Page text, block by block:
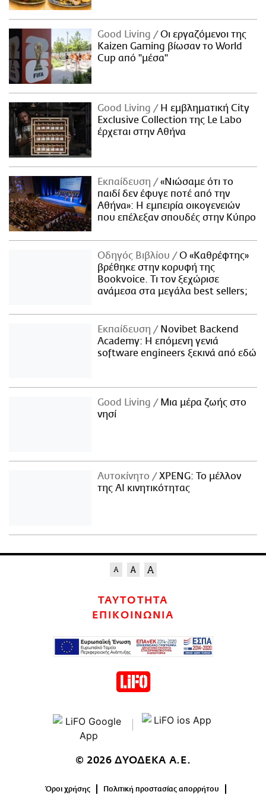
Good Living
Οι εργαζόμενοι της
Kaizen Gaming βίωσαν το World
Cup από "μέσα"
Good Living
Η εμβληματική City
Exclusive Collection της Le Labo
έρχεται στην Αθήνα
Εκπαίδευση
«Νιώσαμε ότι το
παιδί δεν έφυγε ποτέ από την
Αθήνα»: Η εμπειρία οικογενειών
που επέλεξαν σπουδές στην Κύπρο
Οδηγός Βιβλίου
Ο «Καθρέφτης»
βρέθηκε στην κορυφή της
Bookvoice. Τι τον ξεχώρισε
ανάμεσα στα μεγάλα best sellers;
Εκπαίδευση
Novibet Backend
Academy: Η επόμενη γενιά
software engineers ξεκινά από εδώ
Good Living
Μια μέρα ζωής στο
νησί
Αυτοκίνητο
XPENG: Το μέλλον
της AI κινητικότητας
ΤΑΥΤΟΤΗΤΑ
ΕΠΙΚΟΙΝΩΝΙΑ
© 2026 ΔΥΟΔΕΚΑ Α.Ε.
Όροι χρήσης Πολιτική προστασίας απορρήτου